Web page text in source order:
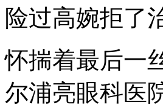
险过高婉拒了
怀揣着最后一
尔浦亮眼科医